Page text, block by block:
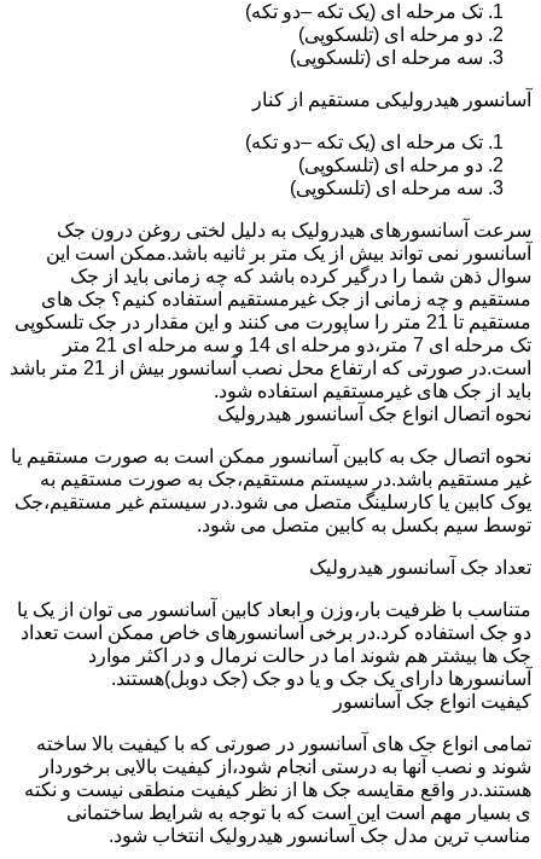
تک مرحله ای (یک تکه –دو تکه)
دو مرحله ای (تلسکوپی)
سه مرحله ای (تلسکوپی)
آسانسور هیدرولیکی مستقیم از کنار
تک مرحله ای (یک تکه –دو تکه)
دو مرحله ای (تلسکوپی)
سه مرحله ای (تلسکوپی)
سرعت آسانسورهای هیدرولیک به دلیل لختی روغن درون جک
آسانسور نمی تواند بیش از یک متر بر ثانیه باشد.ممکن است این
سوال ذهن شما را درگیر کرده باشد که چه زمانی باید از جک
مستقیم و چه زمانی از جک غیرمستقیم استفاده کنیم؟ جک های
مستقیم تا 21 متر را ساپورت می کنند و این مقدار در جک تلسکوپی
تک مرحله ای 7 متر،دو مرحله ای 14 و سه مرحله ای 21 متر
است.در صورتی که ارتفاع محل نصب آسانسور بیش از 21 متر باشد
باید از جک های غیرمستقیم استفاده شود.
نحوه اتصال انواع جک آسانسور هیدرولیک
نحوه اتصال جک به کابین آسانسور ممکن است به صورت مستقیم یا
غیر مستقیم باشد.در سیستم مستقیم،جک به صورت مستقیم به
یوک کابین یا کارسلینگ متصل می شود.در سیستم غیر مستقیم،جک
توسط سیم بکسل به کابین متصل می شود.
تعداد جک آسانسور هیدرولیک
متناسب با ظرفیت بار،وزن و ابعاد کابین آسانسور می توان از یک یا
دو جک استفاده کرد.در برخی آسانسورهای خاص ممکن است تعداد
جک ها بیشتر هم شوند اما در حالت نرمال و در اکثر موارد
آسانسورها دارای یک جک و یا دو جک (جک دوبل)هستند.
کیفیت انواع جک آسانسور
تمامی انواع جک های آسانسور در صورتی که با کیفیت بالا ساخته
شوند و نصب آنها به درستی انجام شود،از کیفیت بالایی برخوردار
هستند.در واقع مقایسه جک ها از نظر کیفیت منطقی نیست و نکته
ی بسیار مهم است این است که با توجه به شرایط ساختمانی
مناسب ترین مدل جک آسانسور هیدرولیک انتخاب شود.